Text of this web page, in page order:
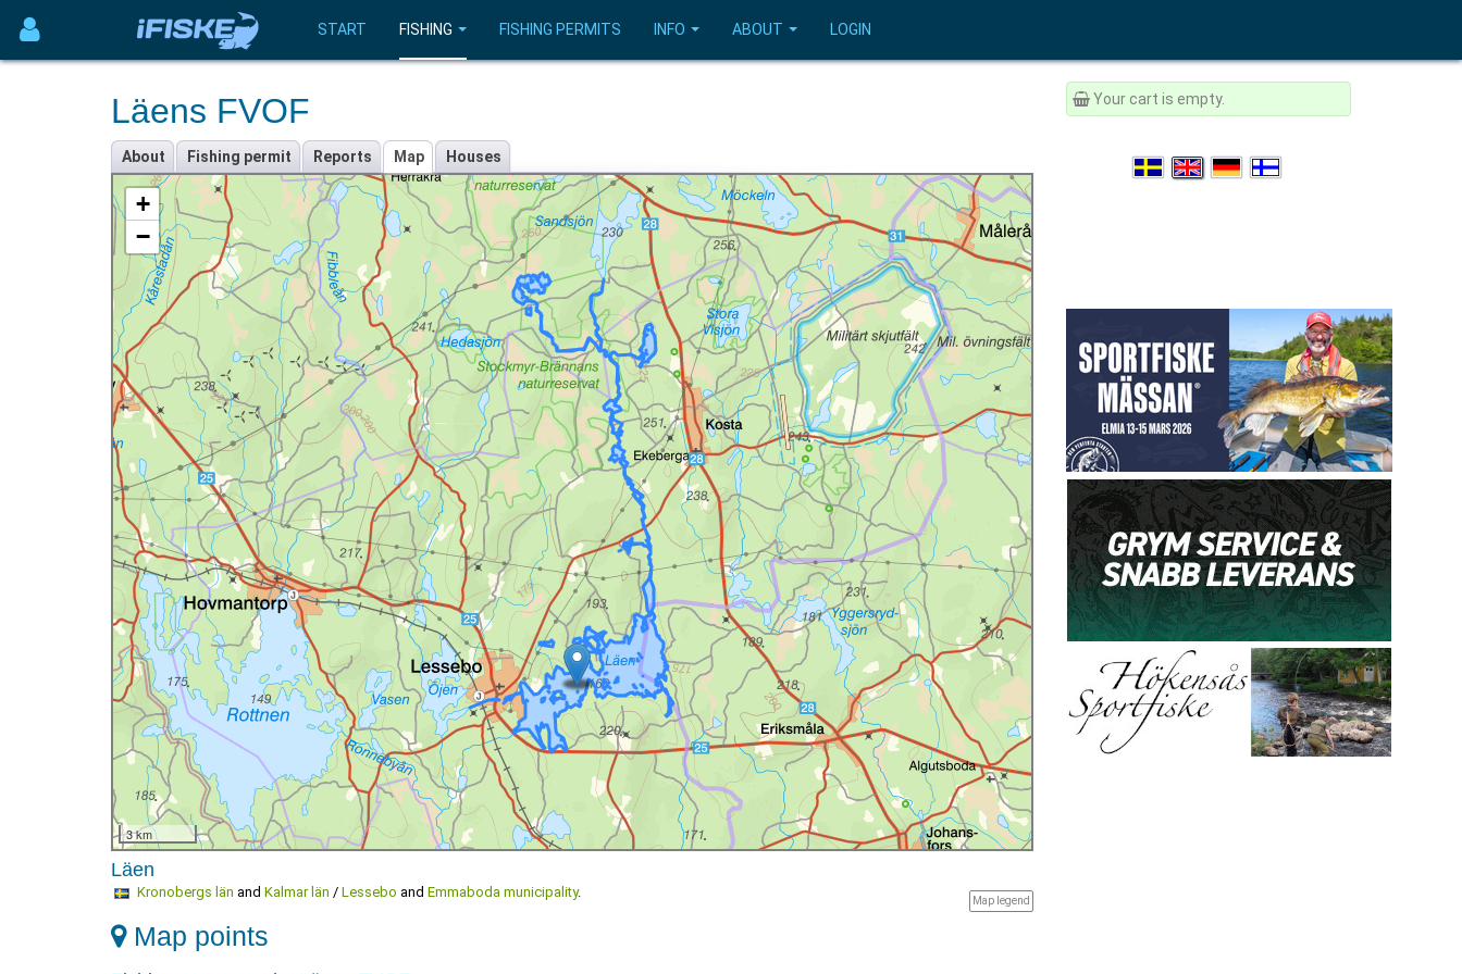
START FISHING FISHING PERMITS INFO ABOUT LOGIN
Läens FVOF
About Fishing permit Reports Map Houses
+
−
3 km
Läen
Map legend
Kronobergs län and Kalmar län / Lessebo and Emmaboda municipality.
Map points
Your cart is empty.